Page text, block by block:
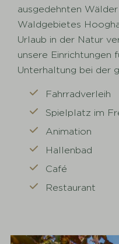
ausgedehnten
Waldgebietes
Urlaub in der Natur
unsere Einrichtungen
Unterhaltung bei der
Fahrradverleih
Spielplatz im
Animation
Hallenbad
Café
Restaurant